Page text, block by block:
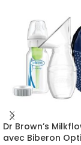
Dr Brown’s
avec Biberon